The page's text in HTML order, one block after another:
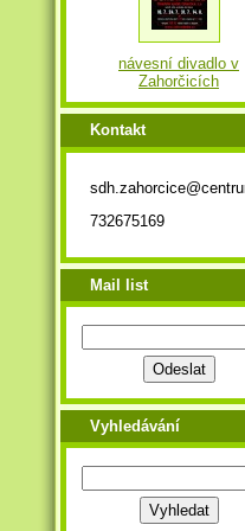
návesní divadlo v
Zahorčicích
Kontakt
732675169
Mail list
Vyhledávání